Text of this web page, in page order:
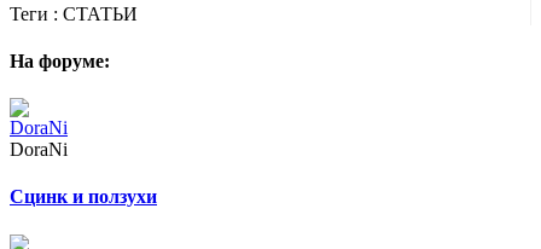
Теги : СТАТЬИ
На форуме:
DoraNi
Сцинк и ползухи